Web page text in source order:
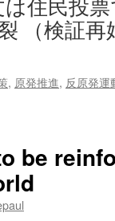
は住民投
（検証
, 原発推進, 反原発運
be